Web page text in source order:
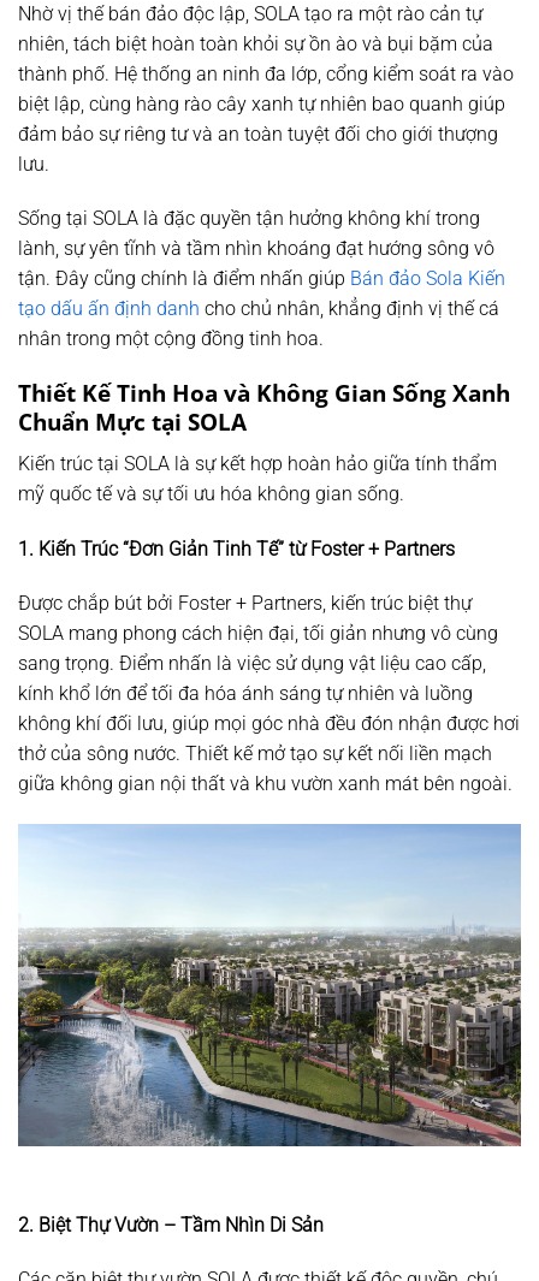
Nhờ vị thế bán đảo độc lập, SOLA tạo ra một rào cản tự
nhiên, tách biệt hoàn toàn khỏi sự ồn ào và bụi bặm của
thành phố. Hệ thống an ninh đa lớp, cổng kiểm soát ra vào
biệt lập, cùng hàng rào cây xanh tự nhiên bao quanh giúp
đảm bảo sự riêng tư và an toàn tuyệt đối cho giới thượng
lưu.
Sống tại SOLA là đặc quyền tận hưởng không khí trong
lành, sự yên tĩnh và tầm nhìn khoáng đạt hướng sông vô
tận. Đây cũng chính là điểm nhấn giúp Bán đảo Sola Kiến
tạo dấu ấn định danh cho chủ nhân, khẳng định vị thế cá
nhân trong một cộng đồng tinh hoa.
Thiết Kế Tinh Hoa và Không Gian Sống Xanh
Chuẩn Mực tại SOLA
Kiến trúc tại SOLA là sự kết hợp hoàn hảo giữa tính thẩm
mỹ quốc tế và sự tối ưu hóa không gian sống.
1. Kiến Trúc “Đơn Giản Tinh Tế” từ Foster + Partners
Được chắp bút bởi Foster + Partners, kiến trúc biệt thự
SOLA mang phong cách hiện đại, tối giản nhưng vô cùng
sang trọng. Điểm nhấn là việc sử dụng vật liệu cao cấp,
kính khổ lớn để tối đa hóa ánh sáng tự nhiên và luồng
không khí đối lưu, giúp mọi góc nhà đều đón nhận được hơi
thở của sông nước. Thiết kế mở tạo sự kết nối liền mạch
giữa không gian nội thất và khu vườn xanh mát bên ngoài.
2. Biệt Thự Vườn – Tầm Nhìn Di Sản